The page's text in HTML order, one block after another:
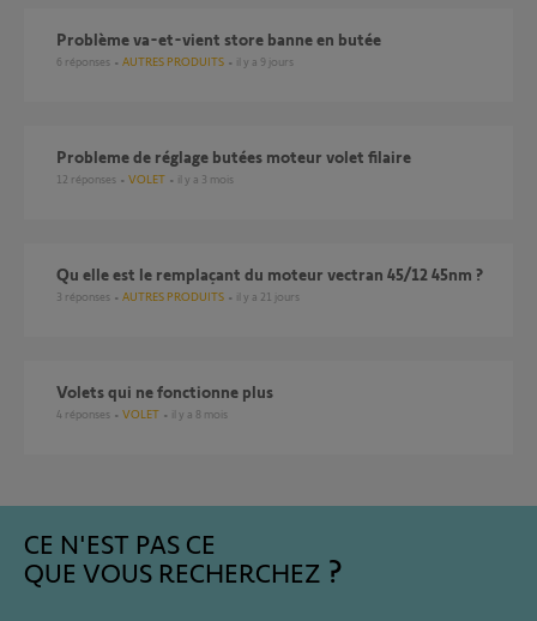
Problème va-et-vient store banne en butée
6 réponses AUTRES PRODUITS il y a 9 jours
probleme de réglage butées moteur volet filaire
12 réponses VOLET il y a 3 mois
Qu elle est le remplaçant du moteur vectran 45/12 45nm ?
3 réponses AUTRES PRODUITS il y a 21 jours
volets qui ne fonctionne plus
4 réponses VOLET il y a 8 mois
CE N'EST PAS CE
QUE VOUS RECHERCHEZ